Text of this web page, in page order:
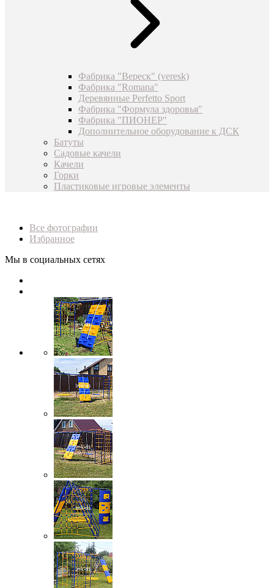
Фабрика "Вереск" (veresk)
Фабрика "Romana"
Деревянные Perfetto Sport
Фабрика "Формула здоровья"
Фабрика "ПИОНЕР"
Дополнительное оборудование к ДСК
Батуты
Садовые качели
Качели
Горки
Пластиковые игровые элементы
Все фотографии
Избранное
Мы в социальных сетях